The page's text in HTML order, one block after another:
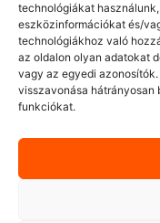
technológiákat
eszközinformációkat és/
technológiákhoz való
az oldalon olyan adatokat
vagy az egyedi
visszavonása
funkciókat.
Nyitva tartás:
ÁSZF
Fizetés
GY.I.K.